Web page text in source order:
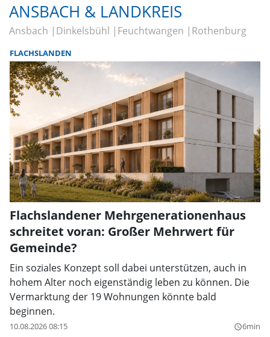
ANSBACH & LANDKREIS
Ansbach Dinkelsbühl Feuchtwangen Rothenburg
FLACHSLANDEN
Flachslandener Mehrgenerationenhaus
schreitet voran: Großer Mehrwert für
Gemeinde?
Ein soziales Konzept soll dabei unterstützen, auch in
hohem Alter noch eigenständig leben zu können. Die
Vermarktung der 19 Wohnungen könnte bald
beginnen.
10.08.2026 08:15 query_builder6min